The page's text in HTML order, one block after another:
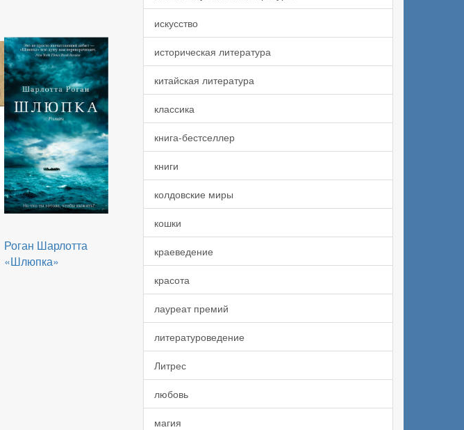
Роган Шарлотта
«Шлюпка»
искусство
историческая литература
китайская литература
классика
книга-бестселлер
книги
колдовские миры
кошки
краеведение
красота
лауреат премий
литературоведение
Литрес
любовь
магия